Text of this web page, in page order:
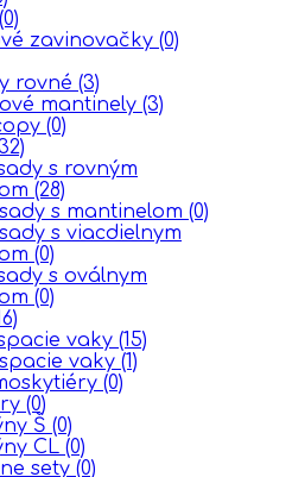
(0)
zavinovačky (0)
rovné (3)
mantinely (3)
(0)
s rovným
(28)
s mantinelom (0)
s viacdielnym
(0)
s oválnym
(0)
vaky (15)
vaky (1)
(0)
(0)
Š (0)
CL (0)
sety (0)